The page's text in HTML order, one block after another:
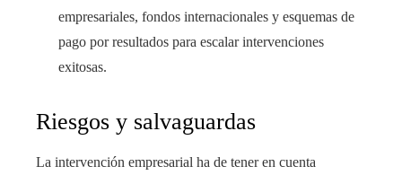
empresariales, fondos internacionales y esquemas de
pago por resultados para escalar intervenciones
exitosas.
Riesgos y salvaguardas
La intervención empresarial ha de tener en cuenta